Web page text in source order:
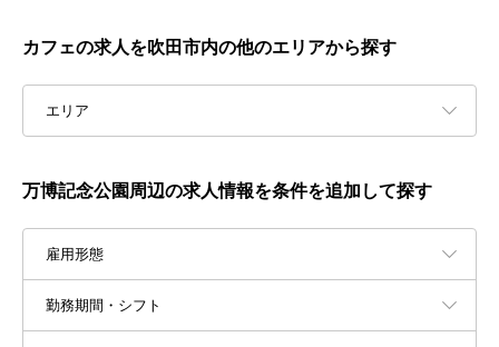
カフェの求人を吹田市内の他のエリアから探す
エリア
万博記念公園周辺の求人情報を条件を追加して探す
雇用形態
勤務期間・シフト